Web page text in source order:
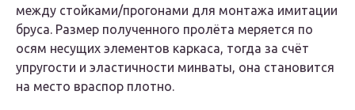
между стойками/прогонами для монтажа имитации
бруса. Размер полученного пролёта меряется по
осям несущих элементов каркаса, тогда за счёт
упругости и эластичности минваты, она становится
на место враспор плотно.